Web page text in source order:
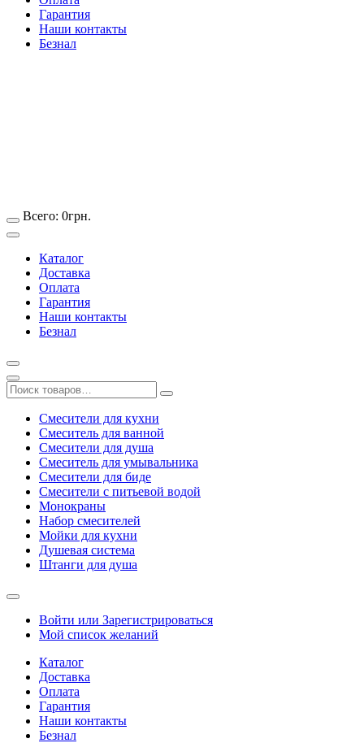
Гарантия
Наши контакты
Безнал
Всего: 0грн.
Каталог
Доставка
Оплата
Гарантия
Наши контакты
Безнал
Смесители для кухни
Смеситель для ванной
Смесители для душа
Смеситель для умывальника
Смесители для биде
Смесители с питьевой водой
Монокраны
Набор смесителей
Мойки для кухни
Душевая система
Штанги для душа
Войти или Зарегистрироваться
Мой список желаний
Каталог
Доставка
Оплата
Гарантия
Наши контакты
Безнал